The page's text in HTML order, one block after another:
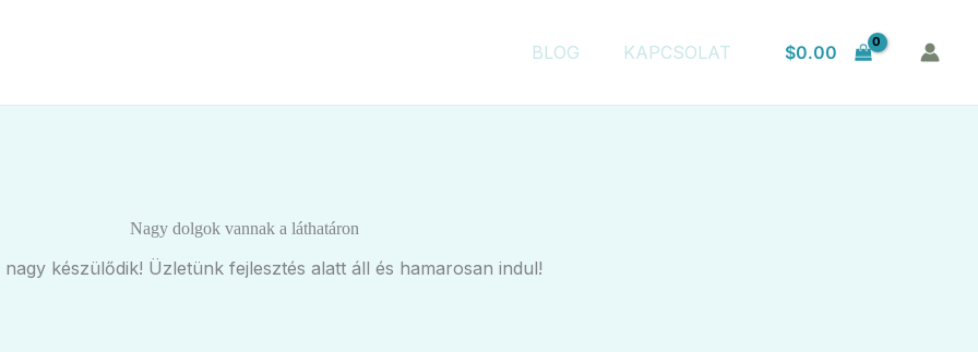
BLOG KAPCSOLAT $0.00
Nagy dolgok vannak a láthatáron
nagy készülődik! Üzletünk fejlesztés alatt áll és hamarosan indul!